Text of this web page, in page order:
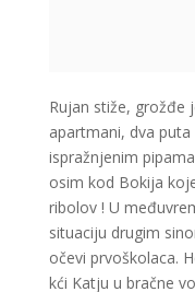
Rujan stiže, grožđe
apartmani, dva
ispražnjenim
osim kod Bokija
ribolov ! U
situaciju drugim
očevi prvoškolaca.
kći Katju u bračne